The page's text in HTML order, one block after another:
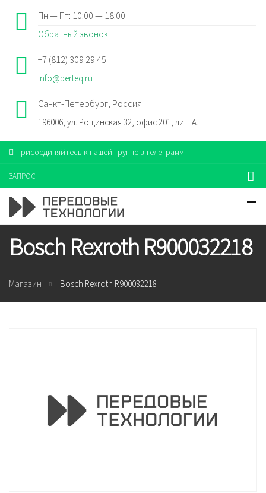
Пн — Пт: 10:00 — 18:00
Обратный звонок
+7 (812) 309 29 45
info@perteq.ru
Санкт-Петербург, Россия
196006, ул. Рощинская 32, офис 201, лит. А.
Присоединяйтесь к нашей группе в телеграмм
ЗАПРОС
Bosch Rexroth R900032218
Магазин Bosch Rexroth R900032218